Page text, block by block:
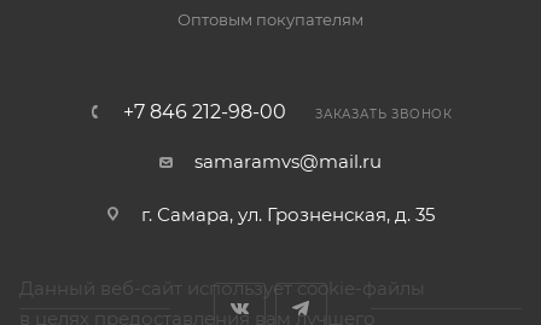
Оптовым покупателям
+7 846 212-98-00 ЗАКАЗАТЬ ЗВОНОК
samaramvs@mail.ru
г. Самара, ул. Грозненская, д. 35
Данный веб-сайт использует cookie-файлы
в целях предоставления вам лучшего